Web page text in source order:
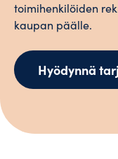
toimihenkilöiden
kaupan päälle.
Hyödynnä